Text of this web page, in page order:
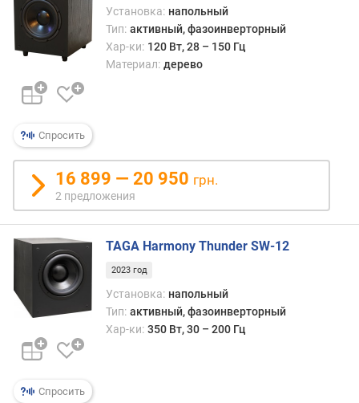
м
а
к
.
у
о
в
е
н
ь
з
в
в
г
о
а
Спросить
Установка: напольный
Тип: активный, фазоинверторный
Хар-ки: 120 Вт, 28 – 150 Гц
Материал: дерево
16 899 — 20 950 грн.
2 предложения
Спросить
TAGA Harmony Thunder SW-12
2023 год
Установка: напольный
Тип: активный, фазоинверторный
Хар-ки: 350 Вт, 30 – 200 Гц